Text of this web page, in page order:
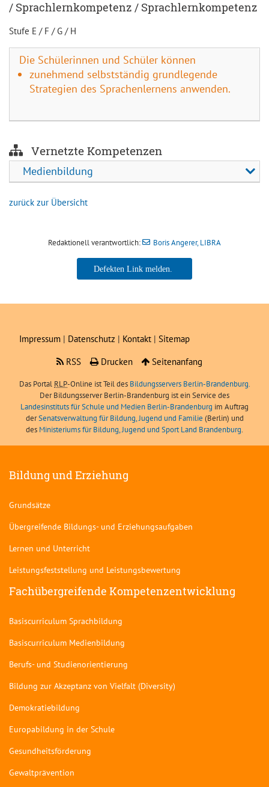
/ Sprachlernkompetenz / Sprachlernkompetenz
Stufe E / F / G / H
Die Schülerinnen und Schüler können
zunehmend selbstständig grundlegende
Strategien des Sprachenlernens anwenden.
Vernetzte Kompetenzen
Medienbildung
zurück zur Übersicht
Redaktionell verantwortlich: Boris Angerer, LIBRA
Boris Angerer, LIBRA
Impressum | Datenschutz | Kontakt | Sitemap
RSS
Drucken Seitenanfang
Das Portal RLP-Online ist Teil des Bildungsservers Berlin-Brandenburg.
Der Bildungsserver Berlin-Brandenburg ist ein Service des
Landesinstituts für Schule und Medien Berlin-Brandenburg im Auftrag
derSenatsverwaltung für Bildung, Jugend und Familie (Berlin) und
des Ministeriums für Bildung, Jugend und Sport Land Brandenburg.
Bildung und Erziehung
Grundsätze
Übergreifende Bildungs- und Erziehungsaufgaben
Lernen und Unterricht
Leistungsfeststellung und Leistungsbewertung
Fachübergreifende Kompetenzentwicklung
Basiscurriculum Sprachbildung
Basiscurriculum Medienbildung
Berufs- und Studienorientierung
Bildung zur Akzeptanz von Vielfalt (Diversity)
Demokratiebildung
Europabildung in der Schule
Gesundheitsförderung
Gewaltprävention